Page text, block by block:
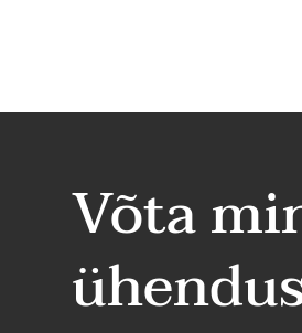
Võta